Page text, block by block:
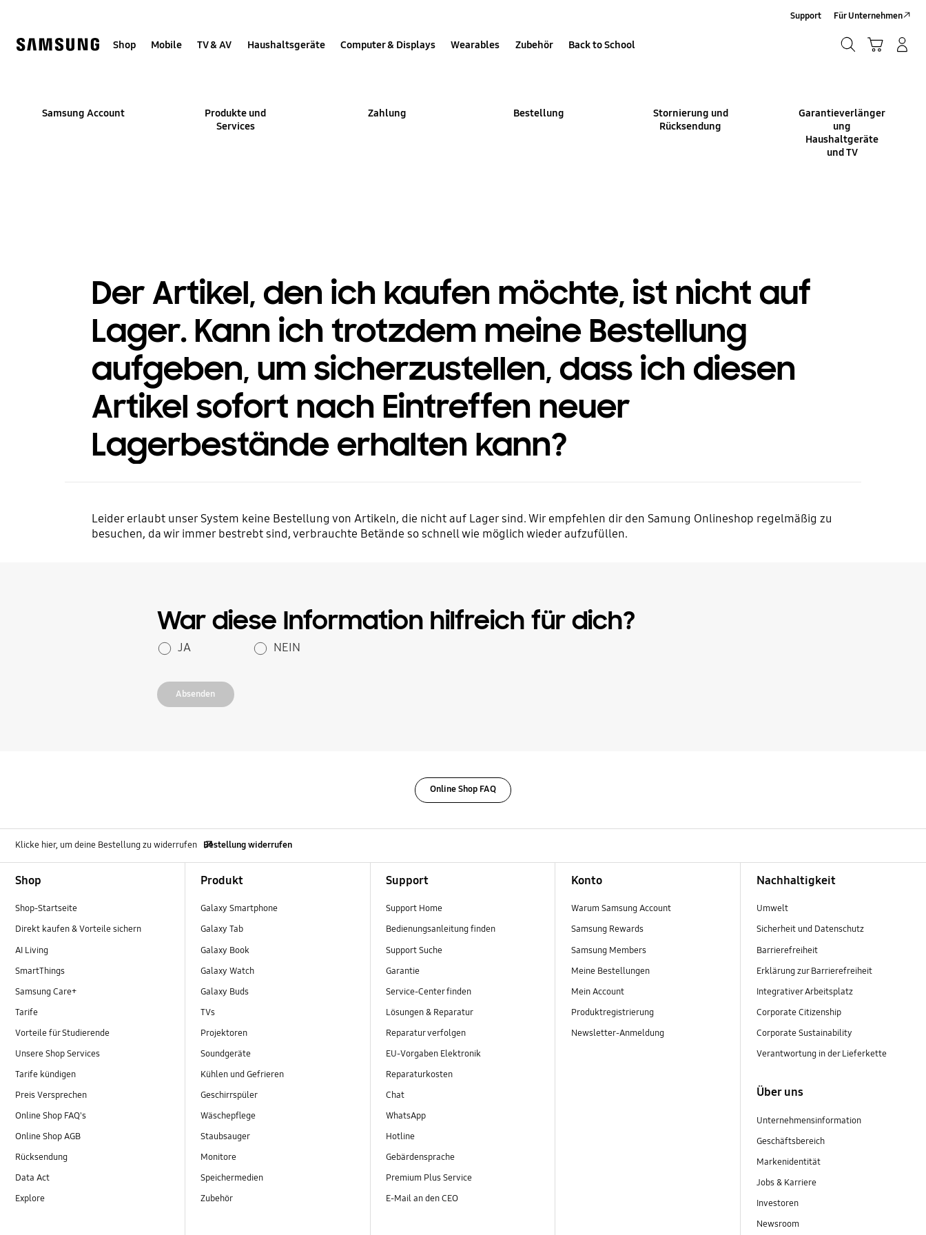
help
Shop Mobile TV & AV Haushaltsgeräte Computer & Displays Wearables Zubehör Back to School
Support Für Unternehmen
Samsung Account
Produkte und
Services
Zahlung Bestellung
Stornierung und
Rücksendung
Garantieverlänger
ung
Haushaltgeräte
und TV
Der Artikel, den ich kaufen möchte, ist nicht auf
Lager. Kann ich trotzdem meine Bestellung
aufgeben, um sicherzustellen, dass ich diesen
Artikel sofort nach Eintreffen neuer
Lagerbestände erhalten kann?
Leider erlaubt unser System keine Bestellung von Artikeln, die nicht auf Lager sind. Wir empfehlen dir den Samung Onlineshop regelmäßig zu
besuchen, da wir immer bestrebt sind, verbrauchte Betände so schnell wie möglich wieder aufzufüllen.
War diese Information hilfreich für dich?
JA NEIN
Absenden
Online Shop FAQ
Klicke hier, um deine Bestellung zu widerrufen Bestellung widerrufen
Shop
Shop-Startseite
Direkt kaufen & Vorteile sichern
AI Living
SmartThings
Samsung Care+
Tarife
Vorteile für Studierende
Unsere Shop Services
Tarife kündigen
Preis Versprechen
Online Shop FAQ's
Online Shop AGB
Rücksendung
Data Act
Explore
Produkt
Galaxy Smartphone
Galaxy Tab
Galaxy Book
Galaxy Watch
Galaxy Buds
TVs
Projektoren
Soundgeräte
Kühlen und Gefrieren
Geschirrspüler
Wäschepflege
Staubsauger
Monitore
Speichermedien
Zubehör
Support
Support Home
Bedienungsanleitung finden
Support Suche
Garantie
Service-Center finden
Lösungen & Reparatur
Reparatur verfolgen
EU-Vorgaben Elektronik
Reparaturkosten
Chat
WhatsApp
Hotline
Gebärdensprache
Premium Plus Service
E-Mail an den CEO
Konto
Warum Samsung Account
Samsung Rewards
Samsung Members
Meine Bestellungen
Mein Account
Produktregistrierung
Newsletter-Anmeldung
Nachhaltigkeit
Umwelt
Sicherheit und Datenschutz
Barrierefreiheit
Erklärung zur Barrierefreiheit
Integrativer Arbeitsplatz
Corporate Citizenship
Corporate Sustainability
Verantwortung in der Lieferkette
Über uns
Unternehmensinformation
Geschäftsbereich
Markenidentität
Jobs & Karriere
Investoren
Newsroom